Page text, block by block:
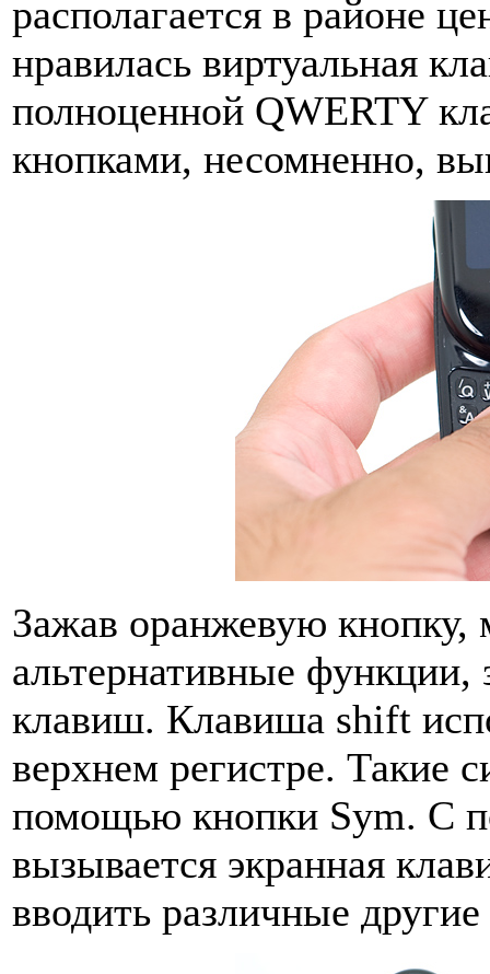
располагается в районе
нравилась виртуальная
полноценной QWERTY
кнопками, несомненно,
Зажав оранжевую кнопку,
альтернативные функции,
клавиш. Клавиша shift
верхнем регистре. Такие
помощью кнопки Sym. С
вызывается экранная
вводить различные